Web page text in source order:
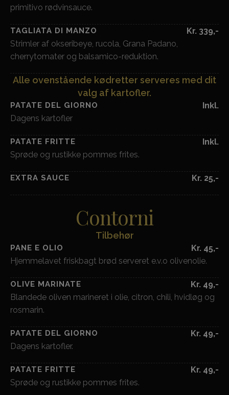
primitivo rødvinsauce.
TAGLIATA DI MANZO
Kr. 339,-
Strimler af okseribeye, rucola, Grana Padano,
cherrytomater og balsamico-reduktion.
Alle ovenstående kødretter serveres med dit
valg af kartofler.
PATATE DEL GIORNO
Inkl.
Dagens kartofler
PATATE FRITTE
Inkl.
Sprøde og rustikke pommes frites.
EXTRA SAUCE Kr. 25,-
Contorni
Tilbehør
PANE E OLIO
Kr. 45,-
Hjemmelavet friskbagt brød serveret e.v.o olivenolie.
OLIVE MARINATE
Kr. 49,-
Blandede oliven marineret i olie, citron, chili, hvidløg og
rosmarin.
PATATE DEL GIORNO
Kr. 49,-
Dagens kartofler.
PATATE FRITTE
Kr. 49,-
Sprøde og rustikke pommes frites.